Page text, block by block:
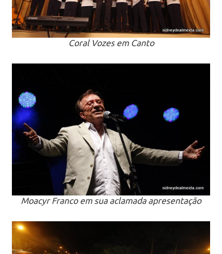
Coral Vozes em Canto
Moacyr Franco em sua aclamada apresentação